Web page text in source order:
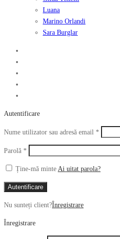
Luana
Marino Orlandi
Sara Burglar
Autentificare
Nume utilizator sau adresă email *
Parolă *
Ține-mă minte Ai uitat parola?
Autentificare
Nu sunteți client?Înregistrare
Înregistrare